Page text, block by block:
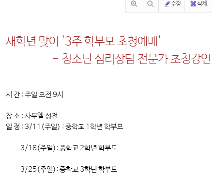
수정 삭제
새학년 맞이 '3주 학부모 초청예배'
- 청소년 심리상담 전문가 초청강연
시 간 : 주일 오전 9시
장 소 : 사무엘 성전
일 정 : 3/11(주일) : 중학교 1학년 학부모
3/18(주일): 중학교 2학년 학부모
3/25(주일): 중학교 3학년 학부모